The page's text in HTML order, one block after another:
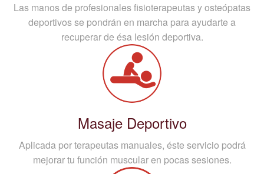
Las manos de profesionales fisioterapeutas y osteópatas
deportivos se pondrán en marcha para ayudarte a
recuperar de ésa lesión deportiva.
Masaje Deportivo
Aplicada por terapeutas manuales, éste servicio podrá
mejorar tu función muscular en pocas sesiones.